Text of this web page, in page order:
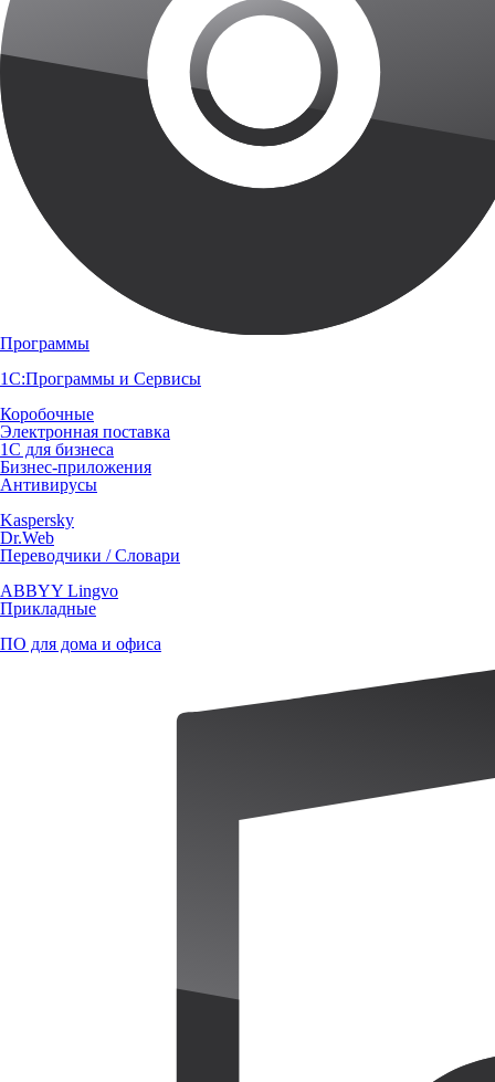
Программы
1С:Программы и Сервисы
Коробочные
Электронная поставка
1С для бизнеса
Бизнес-приложения
Антивирусы
Kaspersky
Dr.Web
Переводчики / Словари
ABBYY Lingvo
Прикладные
ПО для дома и офиса